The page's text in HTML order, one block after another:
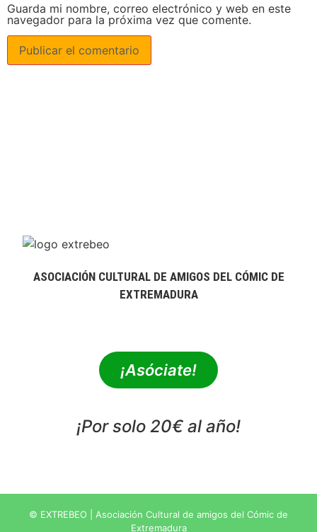
Guarda mi nombre, correo electrónico y web en este
navegador para la próxima vez que comente.
ASOCIACIÓN CULTURAL DE AMIGOS DEL CÓMIC DE
EXTREMADURA
¡Asóciate!
¡Por solo 20€ al año!
© EXTREBEO | Asociación Cultural de amigos del Cómic de
Extremadura